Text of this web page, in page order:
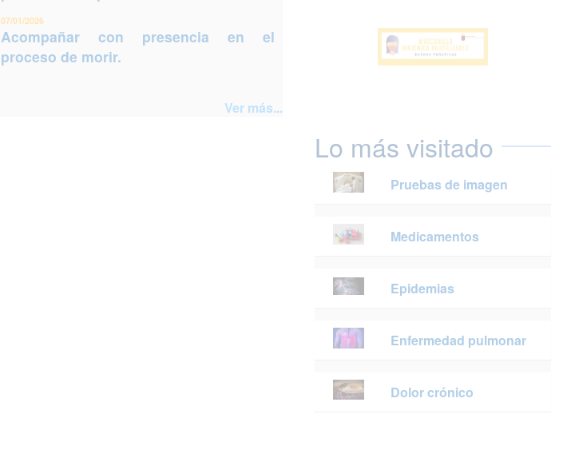
07/01/2026
Acompañar con presencia en el
proceso de morir.
Ver más...
Lo más visitado
Pruebas de imagen
Medicamentos
Epidemias
Enfermedad pulmonar
Dolor crónico